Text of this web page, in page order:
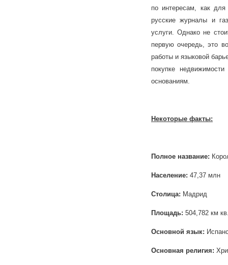
по интересам, как
русские журналы и
услуги. Однако не
первую очередь, это
работы и языковой
покупке
основаниям.
Некоторые факты:
Полное название:
Население: 47,37 млн
Столица: Мадрид
Площадь: 504,782 км
Основной язык:
Основная религия: